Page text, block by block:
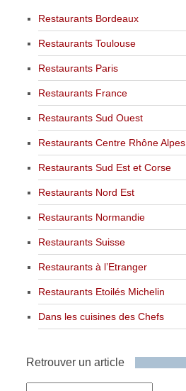
Restaurants Bordeaux
Restaurants Toulouse
Restaurants Paris
Restaurants France
Restaurants Sud Ouest
Restaurants Centre Rhône Alpes
Restaurants Sud Est et Corse
Restaurants Nord Est
Restaurants Normandie
Restaurants Suisse
Restaurants à l’Etranger
Restaurants Etoilés Michelin
Dans les cuisines des Chefs
Retrouver un article